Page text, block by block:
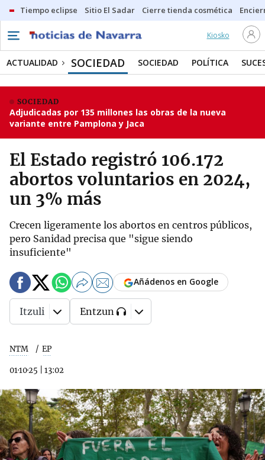
Tiempo eclipse Sitio El Sadar Cierre tienda cosmética
Kiosko
ACTUALIDAD SOCIEDAD SOCIEDAD POLÍTICA
SOCIEDAD
Adjudicadas por 135 millones las obras de la nueva
variante entre Pamplona y Jaca
El Estado registró 106.172
abortos voluntarios en 2024,
un 3% más
Crecen ligeramente los abortos en centros públicos,
pero Sanidad precisa que "sigue siendo
insuficiente"
NTM EP
01·10·25 13:02
Añádenos en Google
Itzuli Entzun